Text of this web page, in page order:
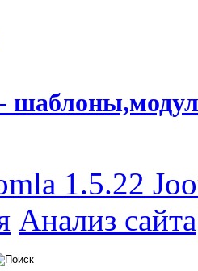
1.5.22
Анализ сайта